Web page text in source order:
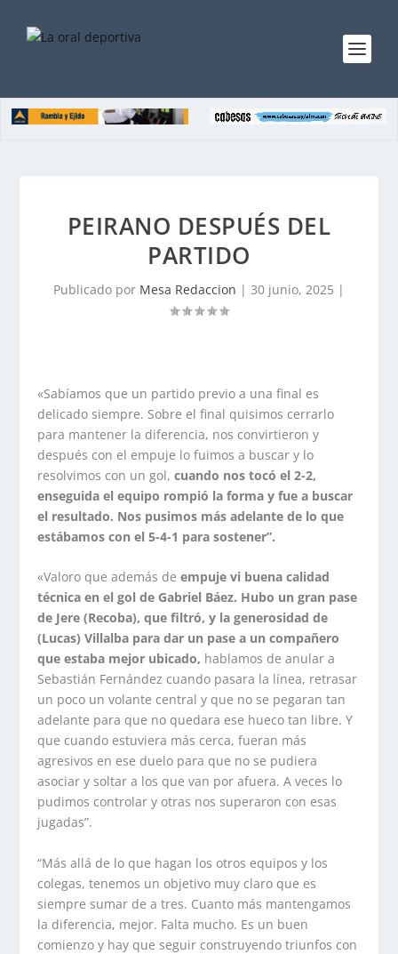
PEIRANO DESPUÉS DEL
PARTIDO
Publicado por Mesa Redaccion | 30 junio, 2025 |
«Sabíamos que un partido previo a una final es
delicado siempre. Sobre el final quisimos cerrarlo
para mantener la diferencia, nos convirtieron y
después con el empuje lo fuimos a buscar y lo
resolvimos con un gol,cuando nos tocó el 2-2,
enseguida el equipo rompió la forma y fue a buscar
el resultado. Nos pusimos más adelante de lo que
estábamos con el 5-4-1 para sostener”.
«Valoro que además deempuje vi buena calidad
técnica en el gol de Gabriel Báez. Hubo un gran pase
de Jere (Recoba), que filtró, y la generosidad de
(Lucas) Villalba para dar un pase a un compañero
que estaba mejor ubicado, hablamos de anular a
Sebastián Fernández cuando pasara la línea, retrasar
un poco un volante central y que no se pegaran tan
adelante para que no quedara ese hueco tan libre. Y
que cuando estuviera más cerca, fueran más
agresivos en ese duelo para que no se pudiera
asociar y soltar a los que van por afuera. A veces lo
pudimos controlar y otras nos superaron con esas
jugadas”.
“Más allá de lo que hagan los otros equipos y los
colegas, tenemos un objetivo muy claro que es
siempre sumar de a tres. Cuanto más mantengamos
la diferencia, mejor. Falta mucho. Es un buen
comienzo y hay que seguir construyendo triunfos con